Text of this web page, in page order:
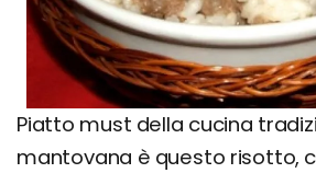
Piatto must della cucina
mantovana è questo risotto,